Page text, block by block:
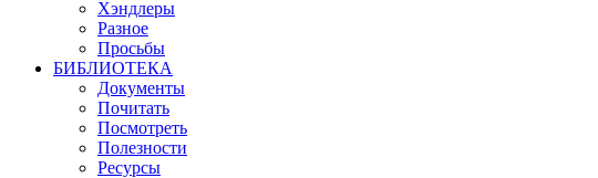
Хэндлеры
Разное
Просьбы
БИБЛИОТЕКА
Документы
Почитать
Посмотреть
Полезности
Ресурсы